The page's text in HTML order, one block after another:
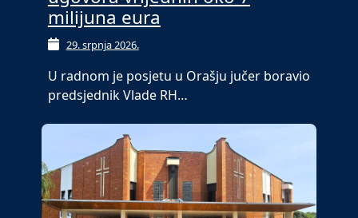
milijuna eura
29. srpnja 2026.
U radnom je posjetu u Orašju jučer boravio
predsjednik Vlade RH…